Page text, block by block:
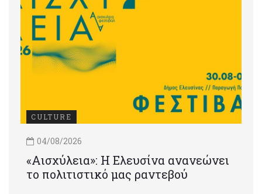
CULTURE
04/08/2026
«Αισχύλεια»: Η Ελευσίνα ανανεώνει
το πολιτιστικό μας ραντεβού